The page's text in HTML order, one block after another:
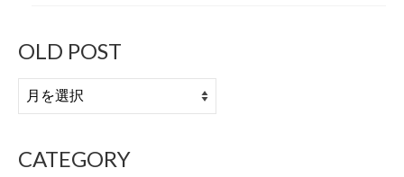
OLD POST
OLD
POST
CATEGORY